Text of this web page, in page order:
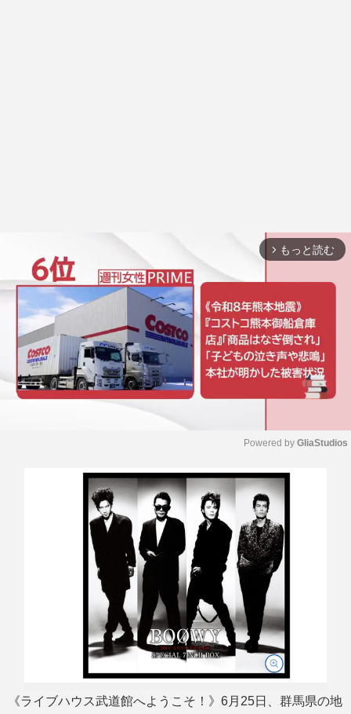
arrow_forward_ios もっと読む
Powered by GliaStudios
《ライブハウス武道館へようこそ！》6月25日、群馬県の地